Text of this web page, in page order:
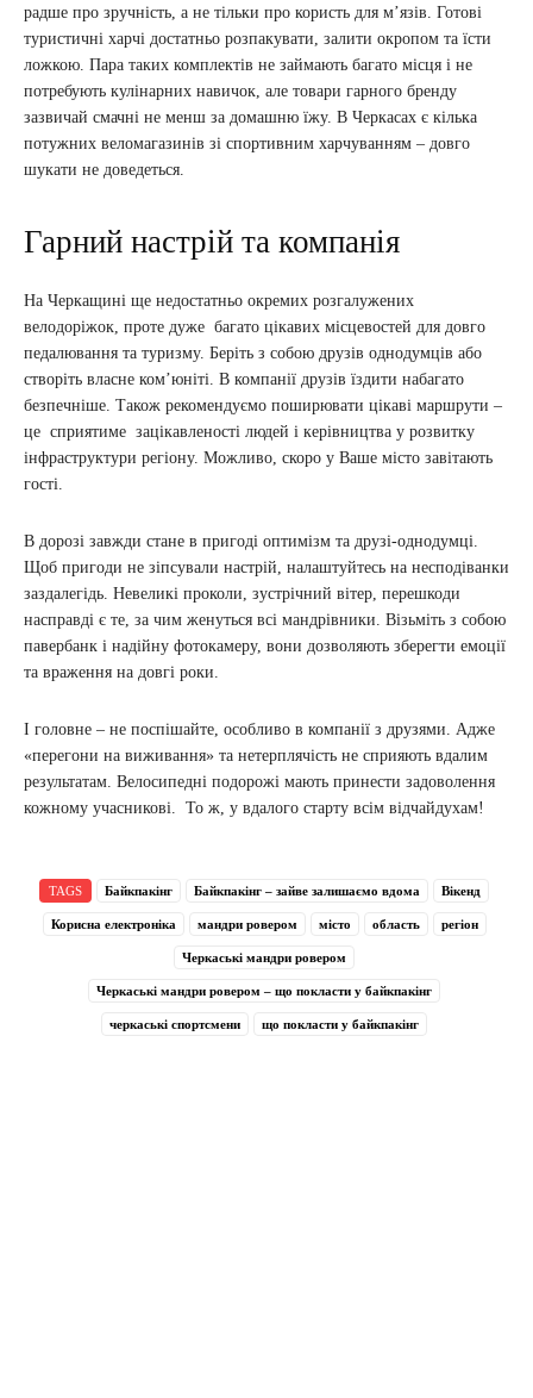
радше про зручність, а не тільки про користь для м’язів. Готові
туристичні харчі достатньо розпакувати, залити окропом та їсти
ложкою. Пара таких комплектів не займають багато місця і не
потребують кулінарних навичок, але товари гарного бренду
зазвичай смачні не менш за домашню їжу. В Черкасах є кілька
потужних веломагазинів зі спортивним харчуванням – довго
шукати не доведеться.
Гарний настрій та компанія
На Черкащині ще недостатньо окремих розгалужених
велодоріжок, проте дуже багато цікавих місцевостей для довго
педалювання та туризму. Беріть з собою друзів однодумців або
створіть власне ком’юніті. В компанії друзів їздити набагато
безпечніше. Також рекомендуємо поширювати цікаві маршрути –
це сприятиме зацікавленості людей і керівництва у розвитку
інфраструктури регіону. Можливо, скоро у Ваше місто завітають
гості.
В дорозі завжди стане в пригоді оптимізм та друзі-однодумці.
Щоб пригоди не зіпсували настрій, налаштуйтесь на несподіванки
заздалегідь. Невеликі проколи, зустрічний вітер, перешкоди
насправді є те, за чим женуться всі мандрівники. Візьміть з собою
павербанк і надійну фотокамеру, вони дозволяють зберегти емоції
та враження на довгі роки.
І головне – не поспішайте, особливо в компанії з друзями. Адже
«перегони на виживання» та нетерплячість не сприяють вдалим
результатам. Велосипедні подорожі мають принести задоволення
кожному учасникові. То ж, у вдалого старту всім відчайдухам!
TAGS Байкпакінг Байкпакінг – зайве залишаємо вдома Вікенд
Корисна електроніка мандри ровером місто область регіон
Черкаські мандри ровером
Черкаські мандри ровером – що покласти у байкпакінг
черкаські спортсмени що покласти у байкпакінг